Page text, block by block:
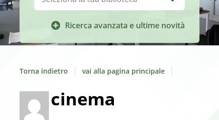
Ricerca avanzata e ultime novità
Torna indietro vai alla pagina principale
cinema